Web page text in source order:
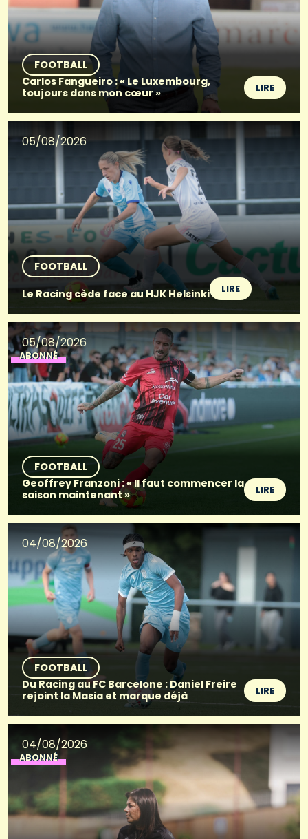
FOOTBALL
Carlos Fangueiro : « Le Luxembourg,
toujours dans mon cœur »
LIRE
05/08/2026
FOOTBALL
Le Racing cède face au HJK Helsinki
LIRE
05/08/2026
ABONNÉ
FOOTBALL
Geoffrey Franzoni : « Il faut commencer la
saison maintenant »
LIRE
04/08/2026
FOOTBALL
Du Racing au FC Barcelone : Daniel Freire
rejoint la Masia et marque déjà
LIRE
04/08/2026
ABONNÉ